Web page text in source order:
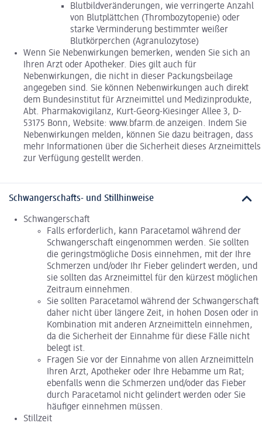
Blutbildveränderungen, wie verringerte Anzahl
von Blutplättchen (Thrombozytopenie) oder
starke Verminderung bestimmter weißer
Blutkörperchen (Agranulozytose)
Wenn Sie Nebenwirkungen bemerken, wenden Sie sich an
Ihren Arzt oder Apotheker. Dies gilt auch für
Nebenwirkungen, die nicht in dieser Packungsbeilage
angegeben sind. Sie können Nebenwirkungen auch direkt
dem Bundesinstitut für Arzneimittel und Medizinprodukte,
Abt. Pharmakovigilanz, Kurt-Georg-Kiesinger Allee 3, D-
53175 Bonn, Website: www.bfarm.de anzeigen. Indem Sie
Nebenwirkungen melden, können Sie dazu beitragen, dass
mehr Informationen über die Sicherheit dieses Arzneimittels
zur Verfügung gestellt werden.
Schwangerschafts- und Stillhinweise
Schwangerschaft
Falls erforderlich, kann Paracetamol während der
Schwangerschaft eingenommen werden. Sie sollten
die geringstmögliche Dosis einnehmen, mit der Ihre
Schmerzen und/oder Ihr Fieber gelindert werden, und
sie sollten das Arzneimittel für den kürzest möglichen
Zeitraum einnehmen.
Sie sollten Paracetamol während der Schwangerschaft
daher nicht über längere Zeit, in hohen Dosen oder in
Kombination mit anderen Arzneimitteln einnehmen,
da die Sicherheit der Einnahme für diese Fälle nicht
belegt ist.
Fragen Sie vor der Einnahme von allen Arzneimitteln
Ihren Arzt, Apotheker oder Ihre Hebamme um Rat;
ebenfalls wenn die Schmerzen und/oder das Fieber
durch Paracetamol nicht gelindert werden oder Sie
häufiger einnehmen müssen.
Stillzeit